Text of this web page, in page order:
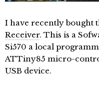
I have recently bought
Receiver. This is a
Si570 a local
ATTiny85 micro-
USB device.